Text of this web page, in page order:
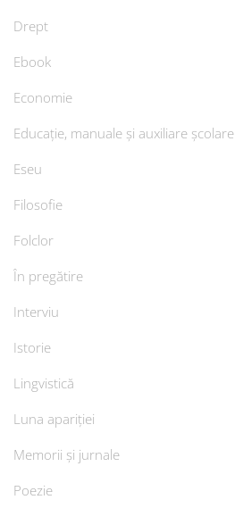
Drept
Ebook
Economie
Educație, manuale și auxiliare școlare
Eseu
Filosofie
Folclor
În pregătire
Interviu
Istorie
Lingvistică
Luna apariției
Memorii și jurnale
Poezie